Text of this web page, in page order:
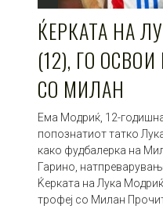
ЌЕРКАТА НА
(12), ГО
СО МИЛАН
Ема Модриќ, 12-
попознатиот татко
како фудбалерка на
Гарино,
Ќерката на Лука
трофеј со Милан